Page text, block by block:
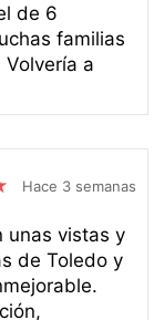
de 6
familias
a
Hace 3 semanas
unas vistas y
de Toledo y